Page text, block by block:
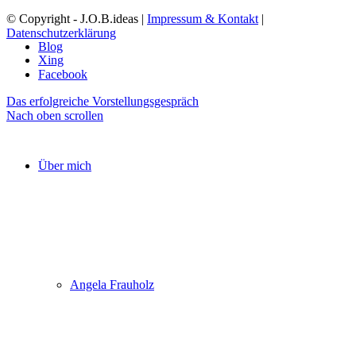
Blog
Über mich
Angela Frauholz
© Copyright - J.O.B.ideas | Impressum & Kontakt|
Datenschutzerklärung
Xing
Facebook
Das erfolgreiche Vorstellungsgespräch
Nach oben scrollen